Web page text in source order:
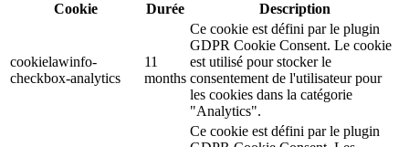
Cookie
Durée Description
cookielawinfo-
checkbox-analytics
11
months
Ce cookie est défini par le plugin
GDPR Cookie Consent. Le cookie
est utilisé pour stocker le
consentement de l'utilisateur pour
les cookies dans la catégorie
"Analytics".
Ce cookie est défini par le plugin